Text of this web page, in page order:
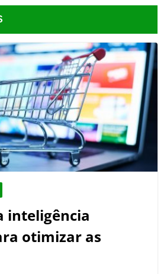
inteligência
otimizar as